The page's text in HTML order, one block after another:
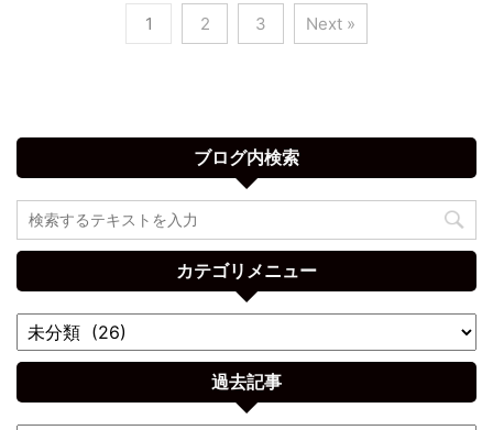
1 2 3 Next »
ブログ内検索
カテゴリメニュー
過去記事